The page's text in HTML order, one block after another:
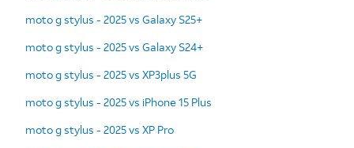
moto g stylus - 2025 vs Galaxy S25+
moto g stylus - 2025 vs Galaxy S24+
moto g stylus - 2025 vs XP3plus 5G
moto g stylus - 2025 vs iPhone 15 Plus
moto g stylus - 2025 vs XP Pro